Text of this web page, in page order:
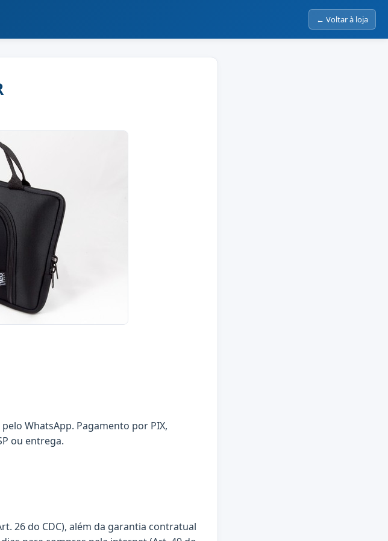
← Voltar à loja
WhatsApp. Pagamento por PIX,
ou entrega.
26 do CDC), além da garantia contratual